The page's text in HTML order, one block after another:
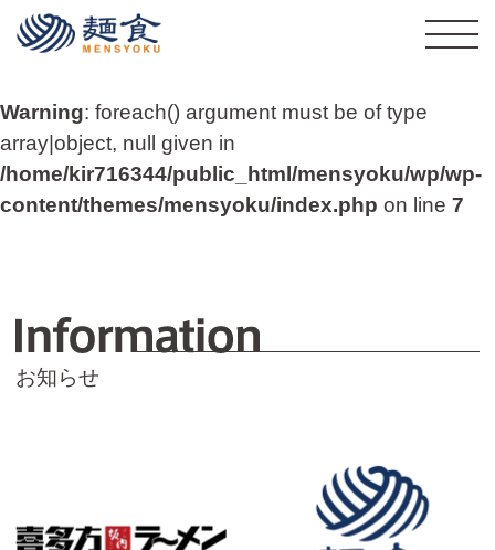
株式会社麺食
Warning: foreach() argument must be of type
array|object, null given in
/home/kir716344/public_html/mensyoku/wp/wp-
content/themes/mensyoku/index.php on line 7
お知らせ